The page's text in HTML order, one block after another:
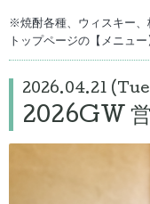
※焼酎各種、ウィスキー、
トップページの【メニュ
2026.04.21
2026GW 営